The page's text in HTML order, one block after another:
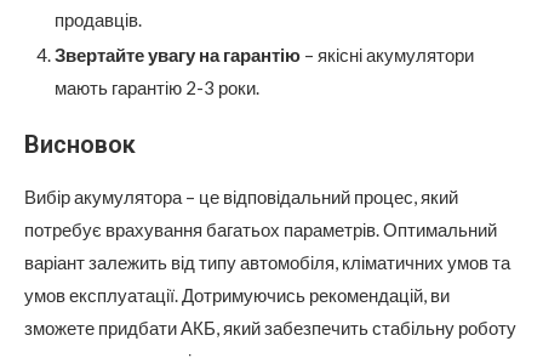
продавців.
Звертайте увагу на гарантію – якісні акумулятори
мають гарантію 2-3 роки.
Висновок
Вибір акумулятора – це відповідальний процес, який
потребує врахування багатьох параметрів. Оптимальний
варіант залежить від типу автомобіля, кліматичних умов та
умов експлуатації. Дотримуючись рекомендацій, ви
зможете придбати АКБ, який забезпечить стабільну роботу